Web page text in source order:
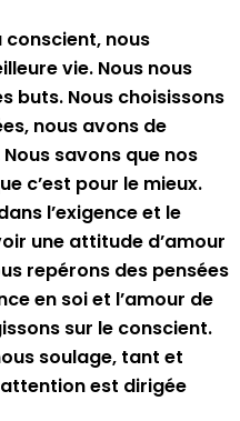
conscient, nous
vie. Nous nous
buts. Nous choisissons
nous avons de
savons que nos
c’est pour le mieux.
l’exigence et le
une attitude d’amour
repérons des pensées
en soi et l’amour de
sur le conscient.
soulage, tant et
est dirigée